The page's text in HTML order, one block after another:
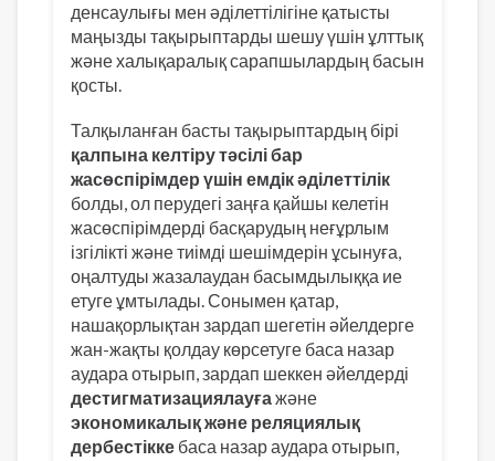
денсаулығы мен әділеттілігіне қатысты
маңызды тақырыптарды шешу үшін ұлттық
және халықаралық сарапшылардың басын
қосты.
Талқыланған басты тақырыптардың бірі
қалпына келтіру тәсілі бар
жасөспірімдер үшін емдік әділеттілік
болды, ол перудегі заңға қайшы келетін
жасөспірімдерді басқарудың неғұрлым
ізгілікті және тиімді шешімдерін ұсынуға,
оңалтуды жазалаудан басымдылыққа ие
етуге ұмтылады. Сонымен қатар,
нашақорлықтан зардап шегетін әйелдерге
жан-жақты қолдау көрсетуге баса назар
аудара отырып, зардап шеккен әйелдерді
дестигматизациялауғажәне
экономикалық және реляциялық
дербестікке баса назар аудара отырып,